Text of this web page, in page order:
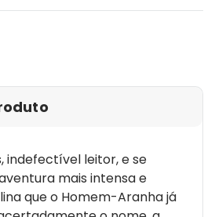
indefectível leitor, e se
mais intensa e
que o Homem-Aranha já